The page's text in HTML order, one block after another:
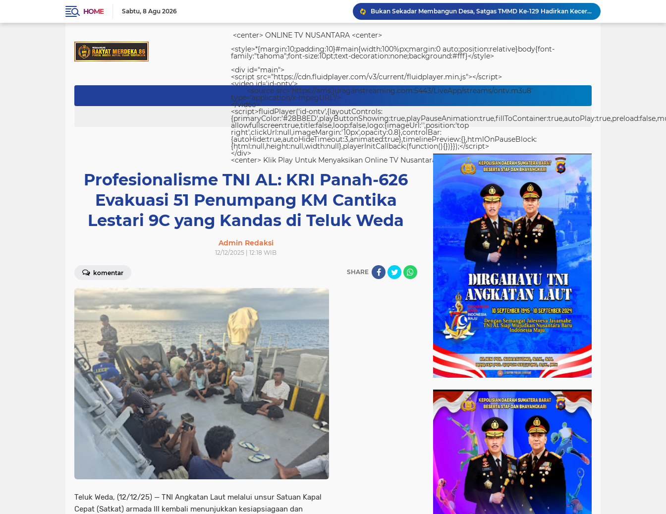
HOME Sabtu 8 Agu 2026
Bukan Sekadar Membangun Desa, Satgas TMMD Ke-129 Hadirkan Keceriaan Bersama Anak-Anak Kampung Sesor
Polwan Run 2026 Polda Papua Barat Daya Meriah, Pererat Kebersamaan Polri dan Masyarakat
Merawat Alam, Mempererat Persaudaraan, Satgas Yonif 2 Marinir dan Warga Enarotali Wujudkan Paniai Bersih, Indonesia Asri
Gotong Royong Demi Setetes Kehidupan, Satgas Yonif 2 Marinir Bangun Penampungan Air Bersama Masyarakat Pasir Putih
<center> ONLINE TV NUSANTARA <center>
<style>*{margin:10;padding:10}#main{width:100%px;margin:0 auto;position:relative}body{font-
family:"tahoma";font-size:10pt;text-decoration:none;background:#fff}</style>
<div id="main">
<script src="https://cdn.fluidplayer.com/v3/current/fluidplayer.min.js"></script>
<video id='id-ontv'>
<source src='https://ams.juraganstreaming.com:5443/LiveApp/streams/ontv.m3u8'
type='application/x-mpegURL'/>
</video>
<script>fluidPlayer('id-ontv',{layoutControls:
allowfullscreen:true,title:false,loop:false,logo:{imageUrl:'',position:'top
right',clickUrl:null,imageMargin:'10px',opacity:0.8},controlBar:
{autoHide:true,autoHideTimeout:3,animated:true},timelinePreview:{},htmlOnPauseBlock:
{html:null,height:null,width:null},playerInitCallback:(function(){})}});</script>
</div>
<center> Klik Play Untuk Menyaksikan Online TV Nusantara <center>
Profesionalisme TNI AL: KRI Panah-626
Evakuasi 51 Penumpang KM Cantika
Lestari 9C yang Kandas di Teluk Weda
Admin Redaksi
12/12/2025 | 12:18 WIB
komentar SHARE
Teluk Weda, (12/12/25) — TNI Angkatan Laut melalui unsur Satuan Kapal
Cepat (Satkat) armada III kembali menunjukkan kesiapsiagaan dan